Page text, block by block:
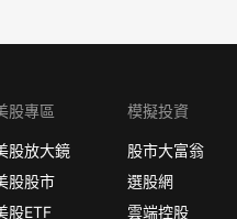
股專區
股放大鏡
股股市
股ETF
模擬投資
股市大富翁
選股網
雲端控股